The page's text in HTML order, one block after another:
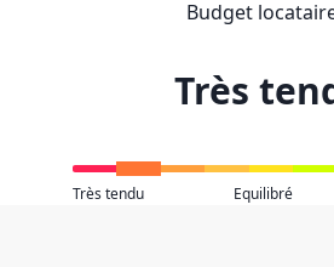
Budget
Très
Très tendu Equilibré